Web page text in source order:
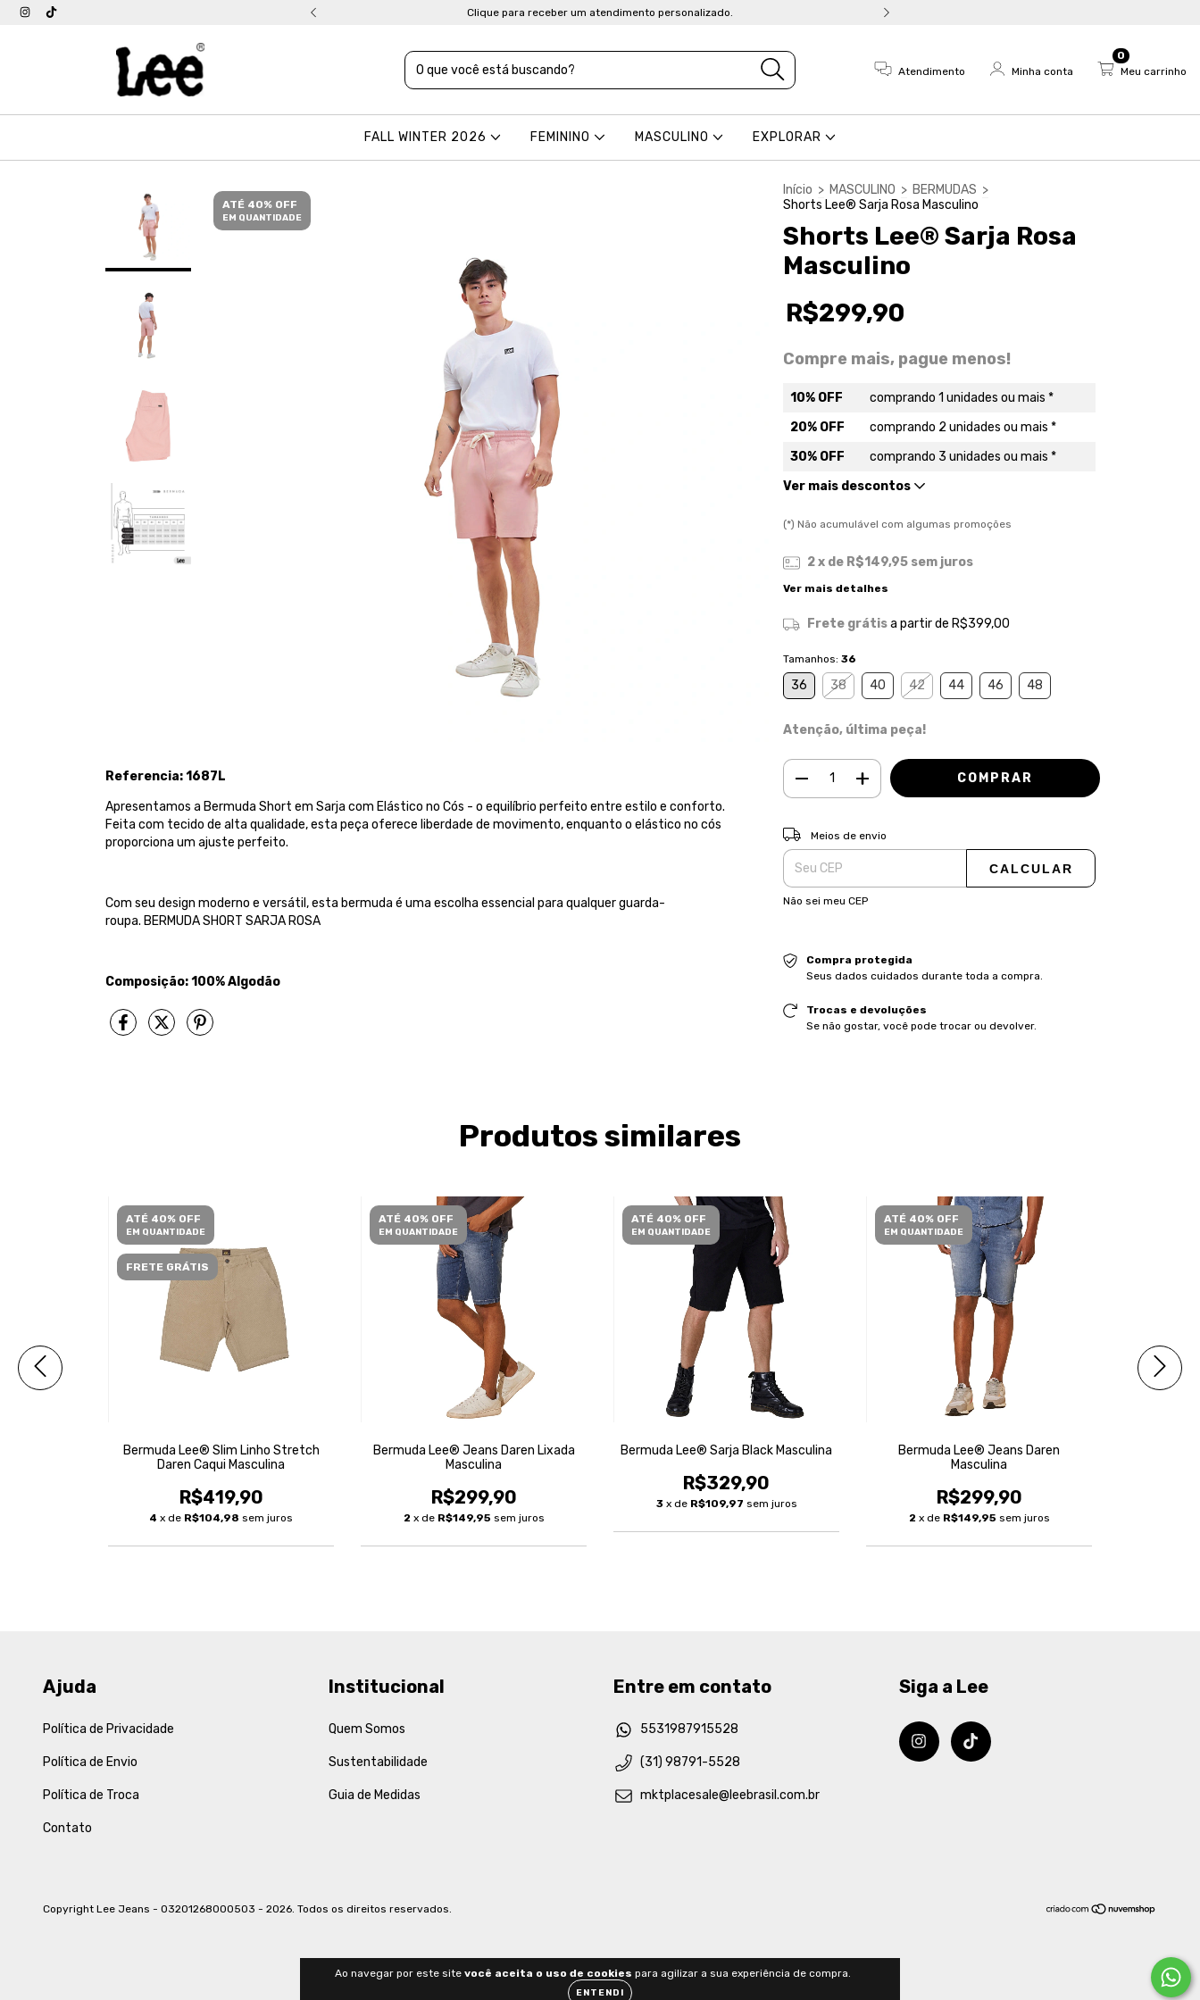
acima de R$ 399 Clique para receber um atendimento personalizado.
Atendimento Minha conta Meu carrinho
0
FALL WINTER 2026 FEMININO MASCULINO EXPLORAR
Ao navegar por este site você aceita o uso de cookies para agilizar a sua experiência de compra.
ENTENDI
ATÉ 40% OFF
EM QUANTIDADE
Referencia: 1687L
Apresentamos a Bermuda Short em Sarja com Elástico no Cós - o equilíbrio perfeito entre estilo e conforto.
Feita com tecido de alta qualidade, esta peça oferece liberdade de movimento, enquanto o elástico no cós
proporciona um ajuste perfeito.
Com seu design moderno e versátil, esta bermuda é uma escolha essencial para qualquer guarda-
roupa. BERMUDA SHORT SARJA ROSA
Composição: 100% Algodão
Início > MASCULINO > BERMUDAS >
Shorts Lee® Sarja Rosa Masculino
Shorts Lee® Sarja Rosa
Masculino
R$299,90
Compre mais, pague menos!
10% OFF
comprando 1 unidades ou mais *
20% OFF
comprando 2 unidades ou mais *
30% OFF
comprando 3 unidades ou mais *
Ver mais descontos
(*) Não acumulável com algumas promoções
2x de R$149,95 sem juros
Ver mais detalhes
Frete grátisa partir de R$399,00
Tamanhos: 36
36 38 40 42 44 46 48
Atenção, última peça!
Entregas para o CEP:
Meios de envio
CALCULAR
Não sei meu CEP
Compra protegida
Seus dados cuidados durante toda a compra.
Trocas e devoluções
Se não gostar, você pode trocar ou devolver.
Produtos similares
ATÉ 40% OFF
EM QUANTIDADE
FRETE GRÁTIS
Bermuda Lee® Slim Linho Stretch
Daren Caqui Masculina
R$419,90
4 x de R$104,98 sem juros
ATÉ 40% OFF
EM QUANTIDADE
Bermuda Lee® Jeans Daren Lixada
Masculina
R$299,90
2 x de R$149,95 sem juros
ATÉ 40% OFF
EM QUANTIDADE
Bermuda Lee® Sarja Black Masculina
R$329,90
3 x de R$109,97 sem juros
ATÉ 40% OFF
EM QUANTIDADE
Bermuda Lee® Jeans Daren
Masculina
R$299,90
2 x de R$149,95 sem juros
Ajuda
Política de Privacidade
Política de Envio
Política de Troca
Contato
Institucional
Quem Somos
Sustentabilidade
Guia de Medidas
Entre em contato
5531987915528
(31) 98791-5528
mktplacesale@leebrasil.com.br
Siga a Lee
Copyright Lee Jeans - 03201268000503 - 2026. Todos os direitos reservados.